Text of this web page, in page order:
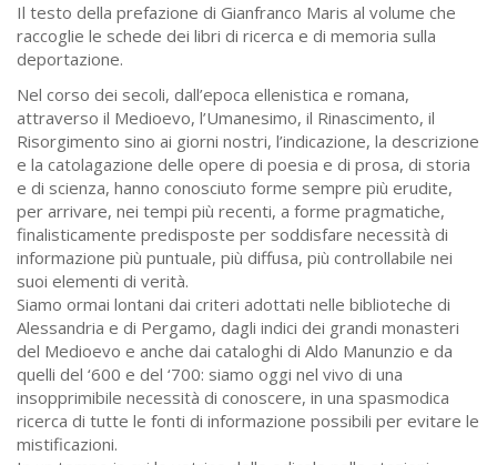
Il testo della prefazione di Gianfranco Maris al volume che
raccoglie le schede dei libri di ricerca e di memoria sulla
deportazione.
Nel corso dei secoli, dall’epoca ellenistica e romana,
attraverso il Medioevo, l’Umanesimo, il Rinascimento, il
Risorgimento sino ai giorni nostri, l’indicazione, la descrizione
e la catolagazione delle opere di poesia e di prosa, di storia
e di scienza, hanno conosciuto forme sempre più erudite,
per arrivare, nei tempi più recenti, a forme pragmatiche,
finalisticamente predisposte per soddisfare necessità di
informazione più puntuale, più diffusa, più controllabile nei
suoi elementi di verità.
Siamo ormai lontani dai criteri adottati nelle biblioteche di
Alessandria e di Pergamo, dagli indici dei grandi monasteri
del Medioevo e anche dai cataloghi di Aldo Manunzio e da
quelli del ‘600 e del ‘700: siamo oggi nel vivo di una
insopprimibile necessità di conoscere, in una spasmodica
ricerca di tutte le fonti di informazione possibili per evitare le
mistificazioni.